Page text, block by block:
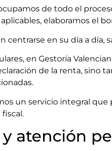
de todo el
elaboramos el
centrarse en su día a
en Gestoría
de la renta, sino
un servicio integral
atención